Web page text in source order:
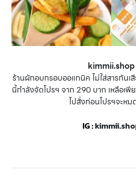
kimmii.shop
ร้านผักอบกรอบออแกนิค ไม่ใส่สารกันเ
นี้กำลังจัดโปรฯ จาก 290 บาท เหลือเพี
ไปสั่งก่อนโปรฯจะหม
IG :